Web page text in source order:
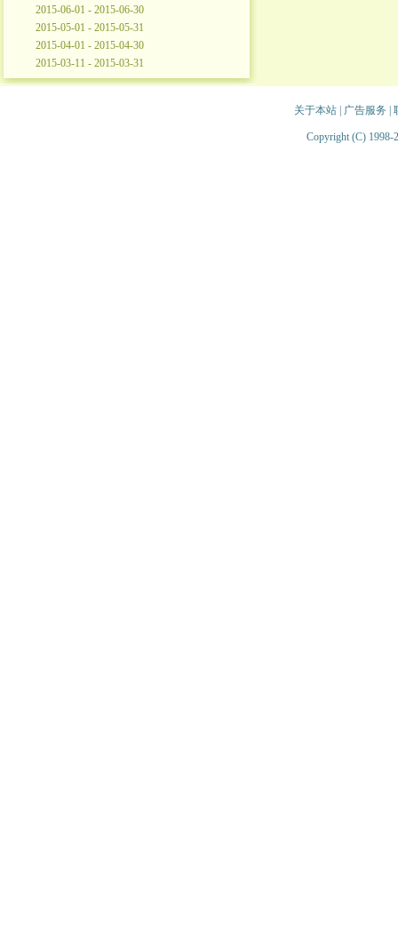
2015-06-01 - 2015-06-30
2015-05-01 - 2015-05-31
2015-04-01 - 2015-04-30
2015-03-11 - 2015-03-31
关于本站| 广告服务
Copyright (C) 1998-